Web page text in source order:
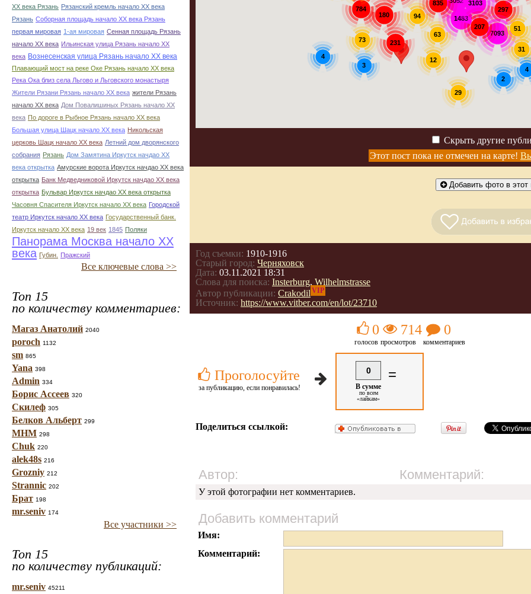
ХХ века Рязань Рязанский кремль начало ХХ века
Рязань Соборная площадь начало ХХ века Рязань
первая мировая 1-ая мировая Сенная площадь Рязань
начало ХХ века Ильинская улица Рязань начало ХХ
века Вознесенская улица Рязань начало ХХ века
Плавающий мост на реке Оке Рязань начало ХХ века
Река Ока близ села Льгово и Льговского монастыря
Жители Рязани Рязань начало ХХ века жители Рязань
начало ХХ века Дом Повалишиных Рязань начало ХХ
века По дороге в Рыбное Рязань начало ХХ века
Большая улица Шацк начало ХХ века Никольская
церковь Шацк начало ХХ века Летний дом дворянского
собрания Рязань Дом Замятина Иркутск начдао ХХ
века открытка Амурские ворота Иркутск начдао ХХ века
открытка Банк Медведниковой Иркутск начдао ХХ века
открытка Бульвар Иркутск начдао ХХ века открытка
Часовня Спасителя Иркутск начало ХХ века Городской
театр Иркутск начало ХХ века Государственный банк.
Иркутск начало ХХ века 19 век 1845 Поляки
Панорама Москва начало ХХ
века Губин. Пражский
Все ключевые слова >>
Топ 15
по количеству комментариев:
Магаз Анатолий 2040
poroch 1132
sm 865
Yana 398
Admin 334
Борис Ассеев 320
Скилеф 305
Белков Альберт 299
МНМ 298
Chuk 220
alek48s 216
Grozniy 212
Strannic 202
Брат 198
mr.seniv 174
Все участники >>
Топ 15
по количеству публикаций:
mr.seniv 45211
1483
784
94
3103
297
29
835
7093
180
231
73
63
12
51
31
3
4
4
2
207
Скрыть другие
Этот пост пока не отмечен на карте!
Добавить фото в этот
Год съемки: 1910-1916
Старый город: Черняховск
Дата: 03.11.2021 18:31
Слова для поиска: Insterburg, Wilhelmstrasse
Автор публикации: Crakodil VIP
Источник: https://www.vitber.com/en/lot/23710
Проголосуйте
за публикацию, если понравилась!
0
голосов
714
просмотров
0
комментариев
0
В сумме
по всем
«лайкам»
=
Поделиться ссылкой:
Автор: Комментарий:
У этой фотографии нет комментариев.
Добавить комментарий
Имя:
Комментарий: